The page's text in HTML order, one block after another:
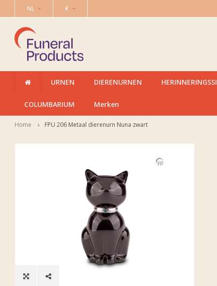
NL €
URNEN DIERENURNEN
COLUMBARIUM Merken
Home FPU 206 Metaal dierenurn Nuna zwart